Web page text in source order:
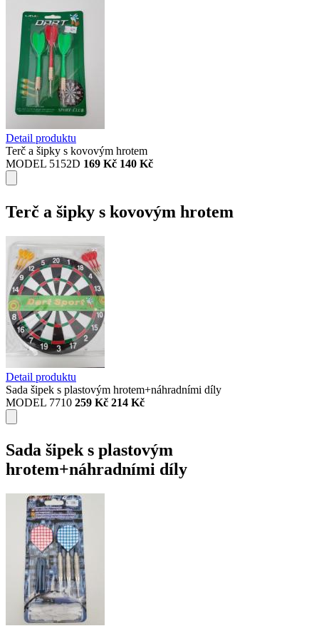
Detail produktu
Terč a šipky s kovovým hrotem
MODEL 5152D 169 Kč 140 Kč
Terč a šipky s kovovým hrotem
Detail produktu
Sada šipek s plastovým hrotem+náhradními díly
MODEL 7710 259 Kč 214 Kč
Sada šipek s plastovým
hrotem+náhradními díly